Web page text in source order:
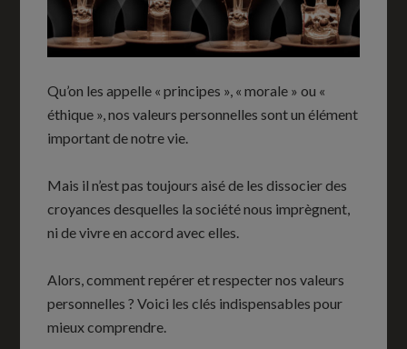
Qu’on les appelle « principes », « morale » ou «
éthique », nos valeurs personnelles sont un élément
important de notre vie.
Mais il n’est pas toujours aisé de les dissocier des
croyances desquelles la société nous imprègnent,
ni de vivre en accord avec elles.
Alors, comment repérer et respecter nos valeurs
personnelles ? Voici les clés indispensables pour
mieux comprendre.